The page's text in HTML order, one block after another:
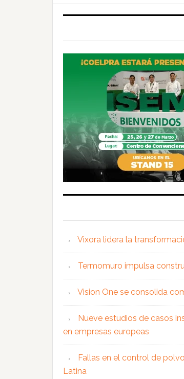
Vixora lidera la
Termomuro impulsa
Vision One se consolida
Nueve estudios de casos
en empresas europeas
Fallas en el control de
Latina